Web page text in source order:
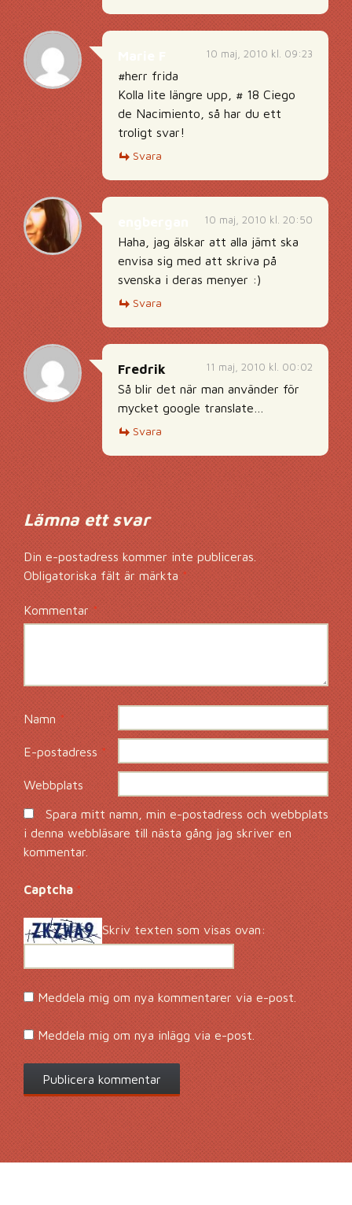
10 maj, 2010 kl. 09:23
#herr frida
Kolla lite längre upp, # 18 Ciego
de Nacimiento, så har du ett
troligt svar!
Svara
10 maj, 2010 kl. 20:50
Haha, jag älskar att alla jämt ska
envisa sig med att skriva på
svenska i deras menyer :)
Svara
11 maj, 2010 kl. 00:02
Fredrik
Så blir det när man använder för
mycket google translate…
Svara
Lämna ett svar
Din e-postadress kommer inte publiceras.
Obligatoriska fält är märkta*
Kommentar*
Namn*
E-postadress*
Webbplats
Spara mitt namn, min e-postadress och webbplats
i denna webbläsare till nästa gång jag skriver en
kommentar.
Captcha*
Skriv texten som visas ovan:
Meddela mig om nya kommentarer via e-post.
Meddela mig om nya inlägg via e-post.